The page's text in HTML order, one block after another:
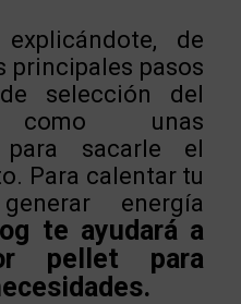
de
principales pasos
selección del
unas
para sacarle el
Para calentar tu
energía
te ayudará a
pellet para